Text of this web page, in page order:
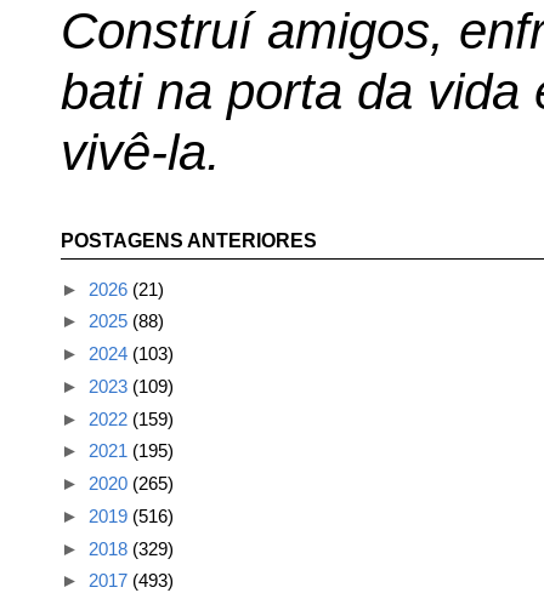
Construí amigos,
bati na porta da vida
vivê-la.
POSTAGENS ANTERIORES
► 2026 (21)
► 2025 (88)
► 2024 (103)
► 2023 (109)
► 2022 (159)
► 2021 (195)
► 2020 (265)
► 2019 (516)
► 2018 (329)
► 2017 (493)